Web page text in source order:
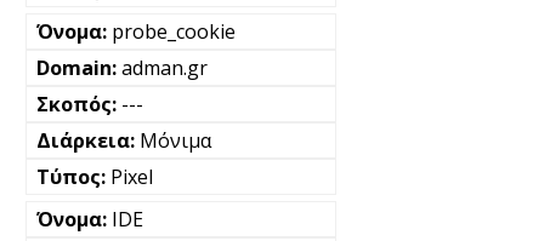
probe_cookie
adman.gr
---
Μόνιμα
Pixel
IDE